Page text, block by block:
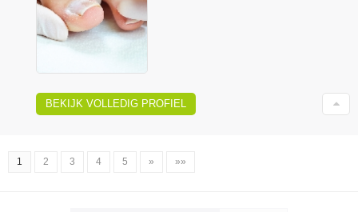
BEKIJK VOLLEDIG PROFIEL
1 2 3 4 5 » »»